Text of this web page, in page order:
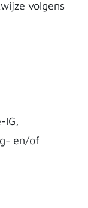
volgens
IG,
en/of